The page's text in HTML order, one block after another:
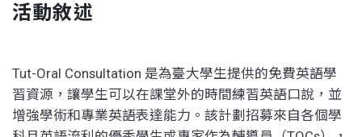
活動敘述
Tut-Oral Consultation 是為臺大學生提供的免費英語學
習資源，讓學生可以在課堂外的時間練習英語口說，並
增強學術和專業英語表達能力。該計劃招募來自各個學